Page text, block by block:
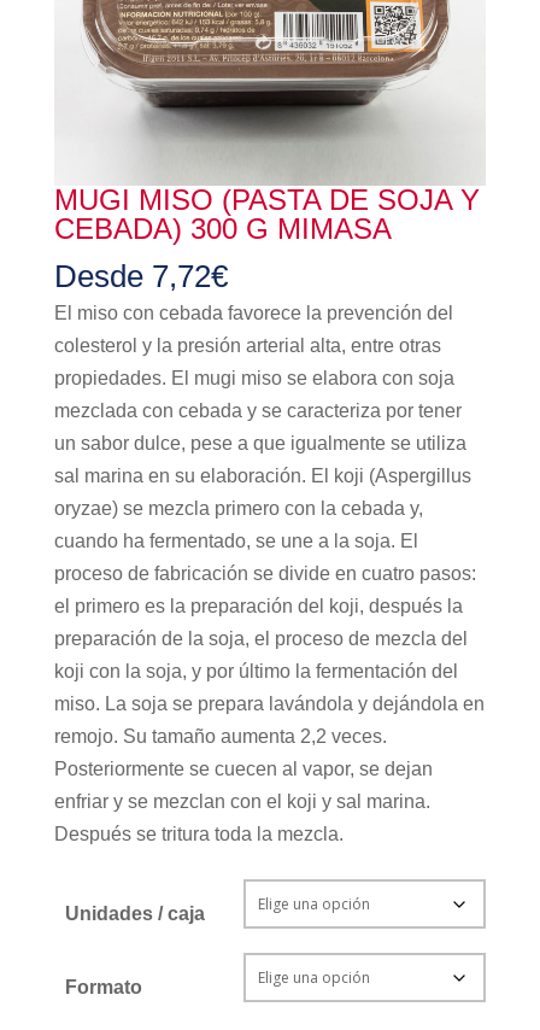
MUGI MISO (PASTA DE SOJA Y
CEBADA) 300 G MIMASA
Desde 7,72€
El miso con cebada favorece la prevención del
colesterol y la presión arterial alta, entre otras
propiedades. El mugi miso se elabora con soja
mezclada con cebada y se caracteriza por tener
un sabor dulce, pese a que igualmente se utiliza
sal marina en su elaboración. El koji (Aspergillus
oryzae) se mezcla primero con la cebada y,
cuando ha fermentado, se une a la soja. El
proceso de fabricación se divide en cuatro pasos:
el primero es la preparación del koji, después la
preparación de la soja, el proceso de mezcla del
koji con la soja, y por último la fermentación del
miso. La soja se prepara lavándola y dejándola en
remojo. Su tamaño aumenta 2,2 veces.
Posteriormente se cuecen al vapor, se dejan
enfriar y se mezclan con el koji y sal marina.
Después se tritura toda la mezcla.
Unidades / caja
Formato